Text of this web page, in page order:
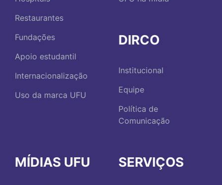
Restaurantes
Fundações
Apoio estudantil
Internacionalização
Uso da marca UFU
DIRCO
Institucional
Equipe
Política de
Comunicação
MÍDIAS UFU SERVIÇOS